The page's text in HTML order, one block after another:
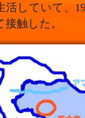
していて、
触した。